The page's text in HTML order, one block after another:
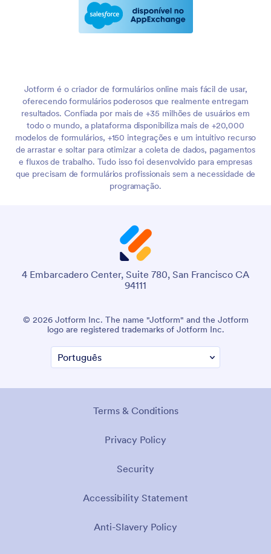
Jotform é o criador de formulários online mais fácil de usar,
oferecendo formulários poderosos que realmente entregam
resultados. Confiada por mais de +35 milhões de usuários em
todo o mundo, a plataforma disponibiliza mais de +20,000
modelos de formulários, +150 integrações e um intuitivo recurso
de arrastar e soltar para otimizar a coleta de dados, pagamentos
e fluxos de trabalho. Tudo isso foi desenvolvido para empresas
que precisam de formulários profissionais sem a necessidade de
programação.
4 Embarcadero Center, Suite 780, San Francisco CA
94111
© 2026 Jotform Inc. The name "Jotform" and the Jotform
logo are registered trademarks of Jotform Inc.
Terms & Conditions
Privacy Policy
Security
Accessibility Statement
Anti-Slavery Policy